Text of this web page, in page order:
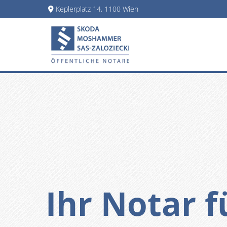
 Keplerplatz 14, 1100 Wien
Ihr Notar